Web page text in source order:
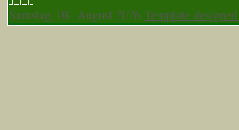
Samstag, 08. August 2026 Template